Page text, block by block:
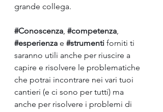
grande collega.
#Conoscenza, #competenza,
#esperienza e #strumenti forniti ti
saranno utili anche per riuscire a
capire e risolvere le problematiche
che potrai incontrare nei vari tuoi
cantieri (e ci sono per tutti) ma
anche per risolvere i problemi di